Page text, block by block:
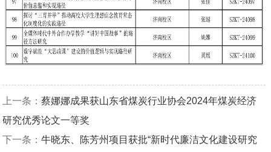
上一条：蔡娜娜成果获山东省煤炭行业协会2024年煤炭经济
研究优秀论文一等奖
下一条：牛晓东、陈芳州项目获批“新时代廉洁文化建设研究